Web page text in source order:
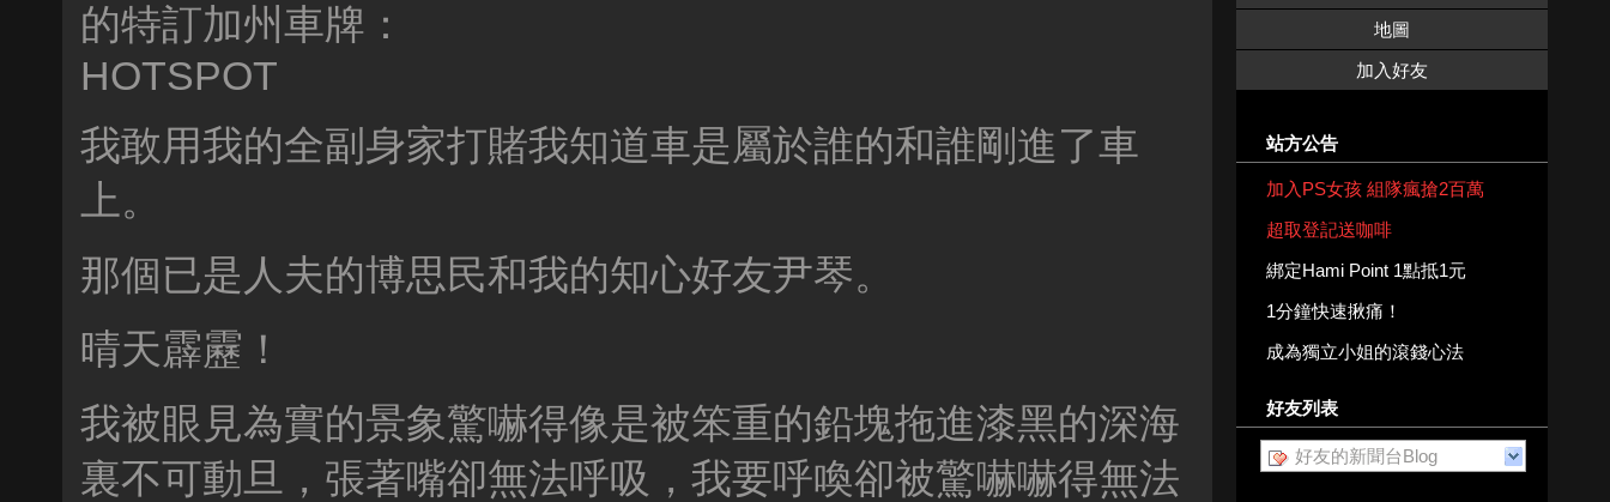
的特訂加州車牌：
HOTSPOT
我敢用我的全副身家打賭我知道車是屬於誰的和誰剛進了車
上。
那個已是人夫的博思民和我的知心好友尹琴。
晴天霹靂！
我被眼見為實的景象驚嚇得像是被笨重的鉛塊拖進漆黑的深海
裏不可動旦，張著嘴卻無法呼吸，我要呼喚卻被驚嚇嚇得無法
地圖
加入好友
站方公告
加入PS女孩 組隊瘋搶2百萬
超取登記送咖啡
綁定Hami Point 1點抵1元
1分鐘快速揪痛！
成為獨立小姐的滾錢心法
好友列表
好友的新聞台Blog